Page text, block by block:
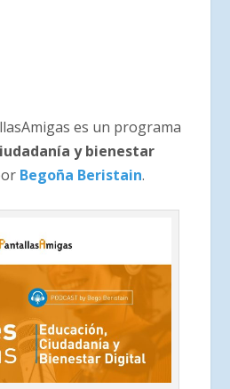
es un programa
y bienestar
Begoña Beristain.